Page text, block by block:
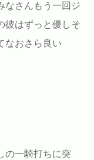
なさんもう一回ジ
彼はずっと優しそ
なおさら良い
の一騎打ちに突